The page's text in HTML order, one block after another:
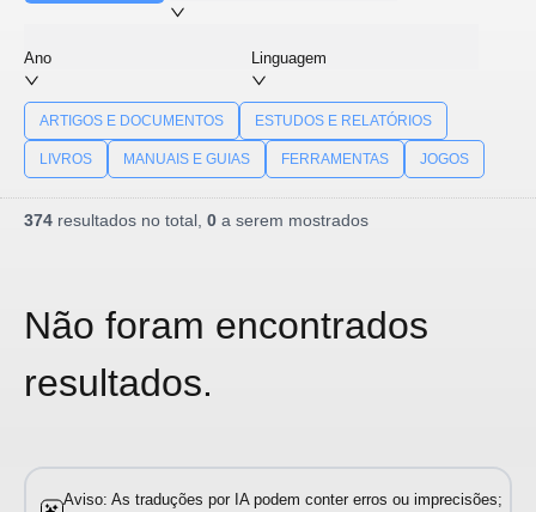
Ano Linguagem
ARTIGOS E DOCUMENTOS ESTUDOS E RELATÓRIOS
LIVROS MANUAIS E GUIAS FERRAMENTAS JOGOS
374 resultados no total, 0 a serem mostrados
Não foram encontrados
resultados.
Aviso: As traduções por IA podem conter erros ou imprecisões;